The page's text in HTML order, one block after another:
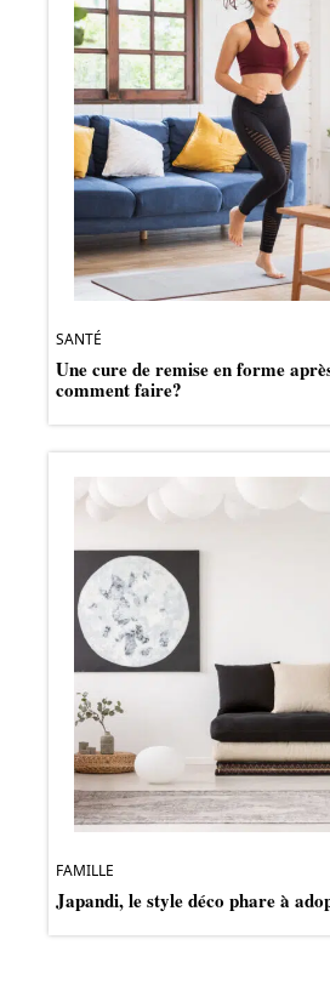
SANTÉ
Une cure de remise en forme
comment faire?
FAMILLE
Japandi, le style déco phare à